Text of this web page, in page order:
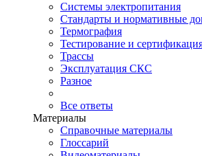
Системы электропитания
Стандарты и нормативные
Термография
Тестирование и
Трассы
Эксплуатация СКС
Разное
Все ответы
Материалы
Справочные материалы
Глоссарий